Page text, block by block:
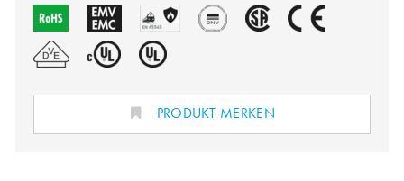
PRODUKT MERKEN